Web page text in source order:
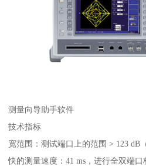
测量向导助手软件
技术指标
宽范围：测试端口上的范围 > 123 dB
快的测量速度：41 ms，进行全双端